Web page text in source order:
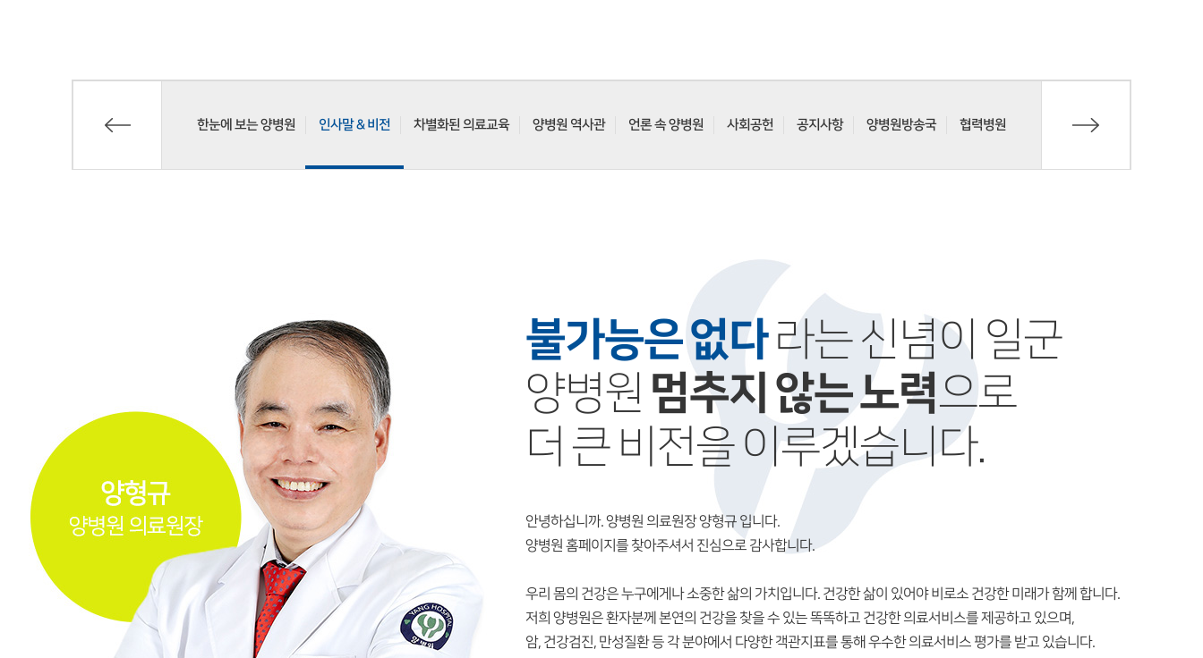
한눈에 보는 양병원 인사말 & 비전 차별화된 의료교육 양병원 역사관 언론 속 양병원 사회공헌 공지사항 양병원방송국 협력병원
불가능은 없다라는 신념이 일군
양병원 멈추지 않는 노력으로
더 큰 비전을 이루겠습니다.
안녕하십니까. 양병원 의료원장 양형규 입니다.
양병원 홈페이지를 찾아주셔서 진심으로 감사합니다.
우리 몸의 건강은 누구에게나 소중한 삶의 가치입니다. 건강한 삶이 있어야 비로소 건강한 미래가 함께 합니다.
저희 양병원은 환자분께 본연의 건강을 찾을 수 있는 똑똑하고 건강한 의료서비스를 제공하고 있으며,
암, 건강검진, 만성질환 등 각 분야에서 다양한 객관지표를 통해 우수한 의료서비스 평가를 받고 있습니다.